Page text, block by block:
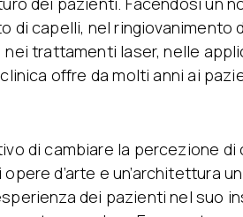
di capelli, nel ringiovanimento
trattamenti laser, nelle
offre da molti anni ai
di cambiare la percezione
d’arte e un’architettura
dei pazienti nel suo